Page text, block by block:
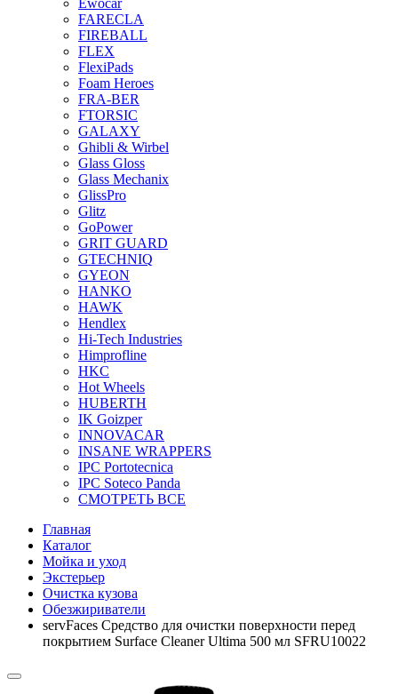
FARECLA
FIREBALL
FLEX
FlexiPads
Foam Heroes
FRA-BER
FTORSIC
GALAXY
Ghibli & Wirbel
Glass Gloss
Glass Mechanix
GlissPro
Glitz
GoPower
GRIT GUARD
GTECHNIQ
GYEON
HANKO
HAWK
Hendlex
Hi-Tech Industries
Himprofline
HKC
Hot Wheels
HUBERTH
IK Goizper
INNOVACAR
INSANE WRAPPERS
IPC Portotecnica
IPC Soteco Panda
СМОТРЕТЬ ВСЕ
Главная
Каталог
Мойка и уход
Экстерьер
Очистка кузова
Обезжириватели
servFaces Средство для очистки поверхности перед
покрытием Surface Cleaner Ultima 500 мл SFRU10022